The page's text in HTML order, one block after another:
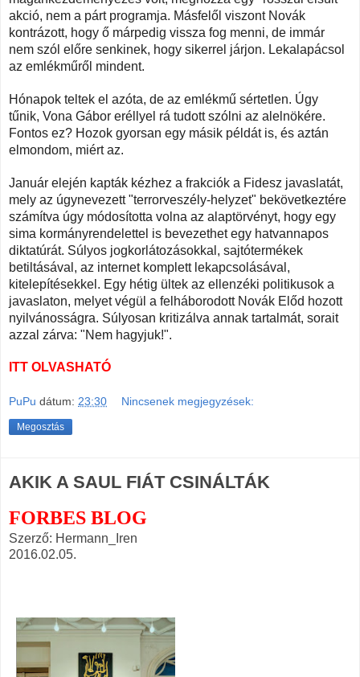
akció, nem a párt programja. Másfelől viszont Novák
kontrázott, hogy ő márpedig vissza fog menni, de immár
nem szól előre senkinek, hogy sikerrel járjon. Lekalapácsol
az emlékműről mindent.
Hónapok teltek el azóta, de az emlékmű sértetlen. Úgy
tűnik, Vona Gábor eréllyel rá tudott szólni az alelnökére.
Fontos ez? Hozok gyorsan egy másik példát is, és aztán
elmondom, miért az.
Január elején kapták kézhez a frakciók a Fidesz javaslatát,
mely az úgynevezett "terrorveszély-helyzet" bekövetkeztére
számítva úgy módosította volna az alaptörvényt, hogy egy
sima kormányrendelettel is bevezethet egy hatvannapos
diktatúrát. Súlyos jogkorlátozásokkal, sajtótermékek
betiltásával, az internet komplett lekapcsolásával,
kitelepítésekkel. Egy hétig ültek az ellenzéki politikusok a
javaslaton, melyet végül a felháborodott Novák Előd hozott
nyilvánosságra. Súlyosan kritizálva annak tartalmát, sorait
azzal zárva: "Nem hagyjuk!".
ITT OLVASHATÓ
PuPu dátum: 23:30 Nincsenek megjegyzések:
Megosztás
AKIK A SAUL FIÁT CSINÁLTÁK
FORBES BLOG
Szerző: Hermann_Iren
2016.02.05.